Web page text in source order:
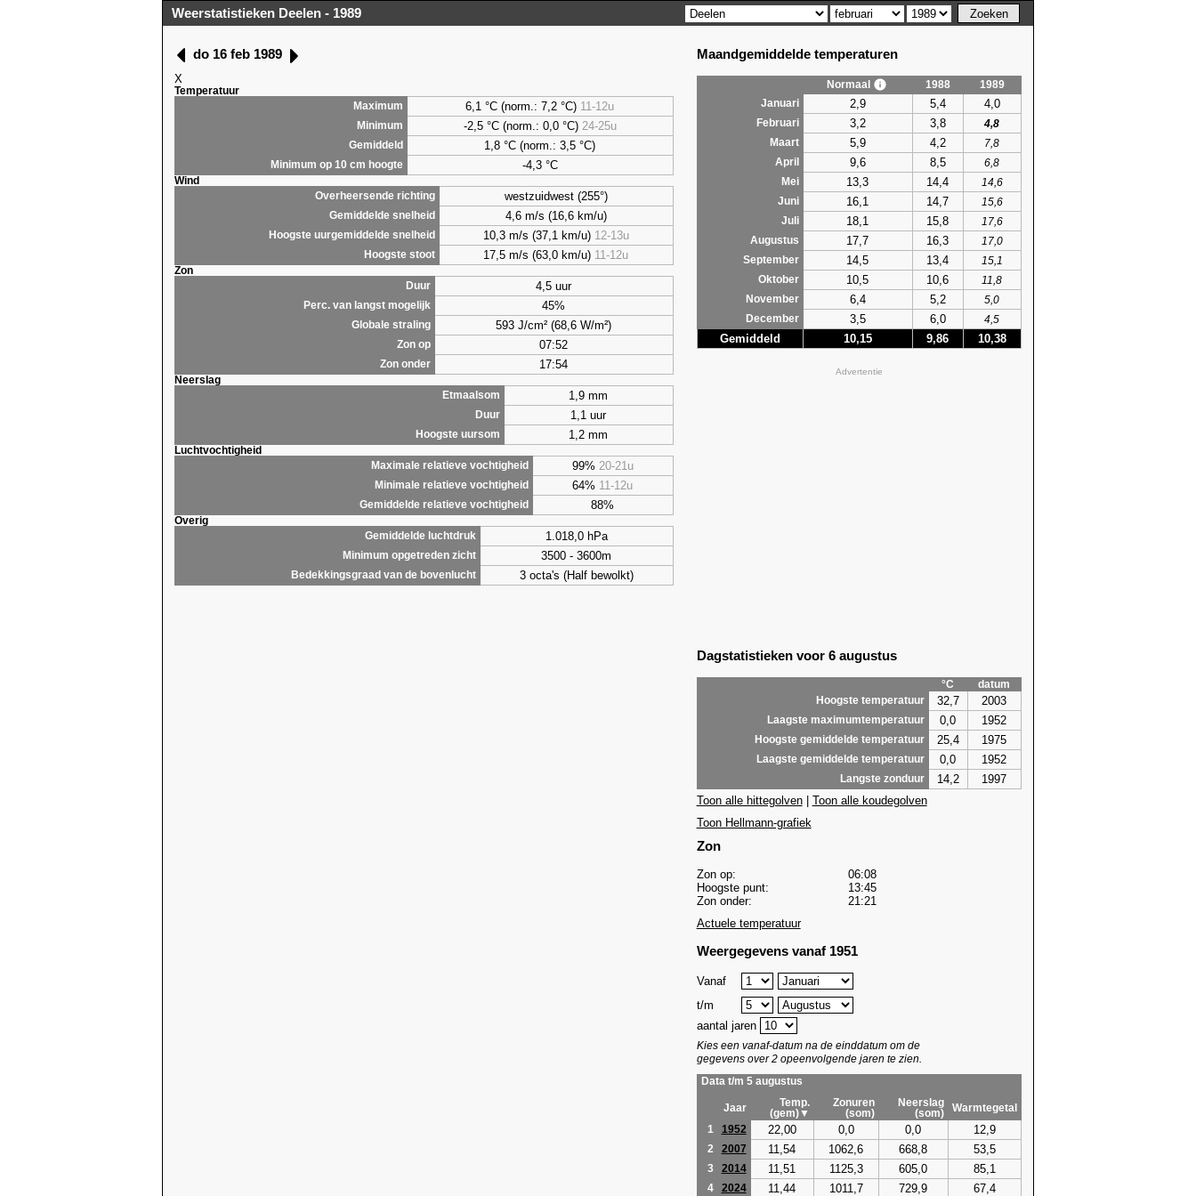
Weerstatistieken Deelen - 1989
do 16 feb 1989
X
Temperatuur
Maximum
6,1 °C (norm.: 7,2 °C) 11-12u
Minimum -2,5 °C (norm.: 0,0 °C) 24-25u
Gemiddeld 1,8 °C (norm.: 3,5 °C)
Minimum op 10 cm hoogte -4,3 °C
Wind
Overheersende richting
westzuidwest (255°)
Gemiddelde snelheid 4,6 m/s (16,6 km/u)
Hoogste uurgemiddelde snelheid 10,3 m/s (37,1 km/u) 12-13u
Hoogste stoot 17,5 m/s (63,0 km/u) 11-12u
Zon
Duur
4,5 uur
Perc. van langst mogelijk 45%
Globale straling 593 J/cm² (68,6 W/m²)
Zon op 07:52
Zon onder 17:54
Neerslag
Etmaalsom
1,9 mm
Duur 1,1 uur
Hoogste uursom 1,2 mm
Luchtvochtigheid
Maximale relatieve vochtigheid
99% 20-21u
Minimale relatieve vochtigheid 64% 11-12u
Gemiddelde relatieve vochtigheid 88%
Overig
Gemiddelde luchtdruk
1.018,0 hPa
Minimum opgetreden zicht 3500 - 3600m
Bedekkingsgraad van de bovenlucht 3 octa's (Half bewolkt)
Maandgemiddelde temperaturen
Normaal 1988
1989
Januari
2,9 5,4 4,0
Februari 3,2 3,8
4,8
Maart
5,9 4,2
7,8
April
9,6 8,5
6,8
Mei
13,3 14,4
14,6
Juni
16,1 14,7
15,6
Juli
18,1 15,8
17,6
Augustus
17,7 16,3
17,0
September
14,5 13,4
15,1
Oktober
10,5 10,6
11,8
November
6,4 5,2
5,0
December
3,5 6,0 4,5
Gemiddeld 10,15 9,86 10,38
Advertentie
Dagstatistieken voor 6 augustus
°C
datum
Hoogste temperatuur
32,7 2003
Laagste maximumtemperatuur 0,0 1952
Hoogste gemiddelde temperatuur 25,4 1975
Laagste gemiddelde temperatuur 0,0 1952
Langste zonduur 14,2
1997
Toon alle hittegolven| Toon alle koudegolven
Toon Hellmann-grafiek
Zon
Zon op:
06:08
Hoogste punt:
13:45
Zon onder:
21:21
Actuele temperatuur
Weergegevens vanaf 1951
Vanaf
t/m
aantal jaren
Kies een vanaf-datum na de einddatum om de
gegevens over 2 opeenvolgende jaren te zien.
Data t/m 5 augustus
Jaar
Temp.
(gem)▼
Zonuren
(som)
Neerslag
(som)
Warmtegetal
1
1952 22,00 0,0 0,0 12,9
2 2007 11,54 1062,6 668,8 53,5
3 2014 11,51 1125,3 605,0 85,1
4 2024 11,44 1011,7 729,9 67,4